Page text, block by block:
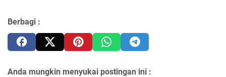
Berbagi :
Anda mungkin menyukai postingan ini :